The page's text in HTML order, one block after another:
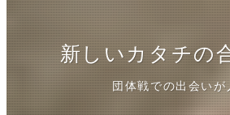
再婚活おすすめ
30代以上でも不利じ
自然に出会いを見
選！
社会人のあなた
新しいカタチの
団体戦での出会いが